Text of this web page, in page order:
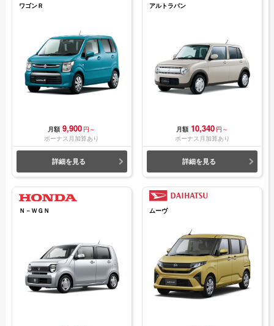
ワゴンＲ
月額 9,900 円～
ボーナス月加算あり
詳細を見る
アルトラパン
月額 10,340 円～
ボーナス月加算あり
詳細を見る
Ｎ－ＷＧＮ ムーヴ